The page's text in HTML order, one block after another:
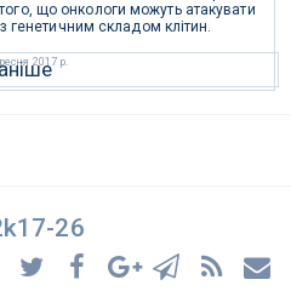
що онкологи можуть атакувати
генетичним складом клітин.
2017 р.
26